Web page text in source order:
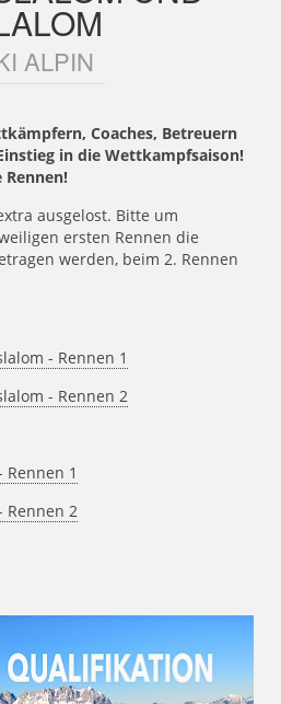
ALPIN
Coaches, Betreuern
in die Wettkampfsaison!
ausgelost. Bitte um
ersten Rennen die
werden, beim 2. Rennen
- Rennen 1
- Rennen 2
Rennen 1
Rennen 2